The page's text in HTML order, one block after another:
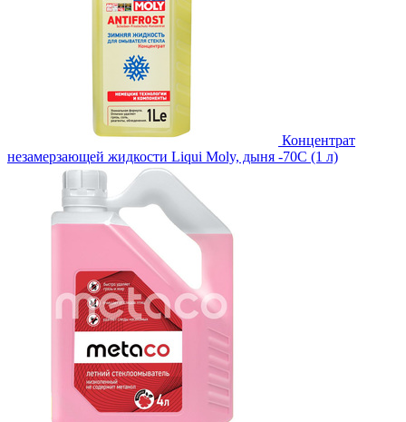
Концентрат
незамерзающей жидкости Liqui Moly, дыня -70С (1 л)